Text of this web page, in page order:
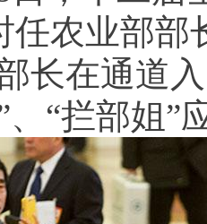
任农业部部
长在通道
、“拦部姐